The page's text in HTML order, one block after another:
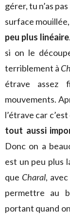
gérer, tu n’as
surface
peu plus linéaire
si on le
terriblement à
étrave
mouvements.
l’étrave car
tout aussi
Donc on a
est un peu plus
que Charal,
permettre au
portant quand